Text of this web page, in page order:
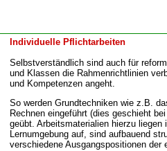
Individuelle Pflichtarbeiten
Selbstverständlich sind auch für
und Klassen die Rahmenrichtlinien
und Kompetenzen angeht.
So werden Grundtechniken wie z.B.
Rechnen eingeführt (dies geschieht
geübt. Arbeitsmaterialien hierzu liegen
Lernumgebung auf, sind aufbauend
verschiedene Ausgangspositionen der